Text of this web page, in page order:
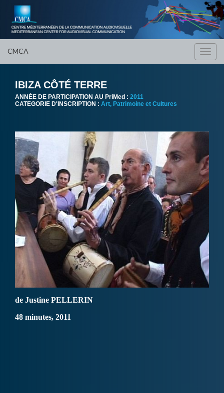
CMCA
IBIZA CÔTÉ TERRE
ANNÈE DE PARTICIPATION AU PriMed : 2011
CATEGORIE D'INSCRIPTION : Art, Patrimoine et Cultures
de Justine PELLERIN
48 minutes, 2011